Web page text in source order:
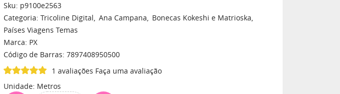
Sku: p9100e2563
Categoria: Tricoline Digital Ana Campana
Bonecas Kokeshi e Matrioska
Países Viagens Temas
Marca: PX
Código de Barras: 7897408950500
1 avaliações Faça uma avaliação
Unidade: Metros